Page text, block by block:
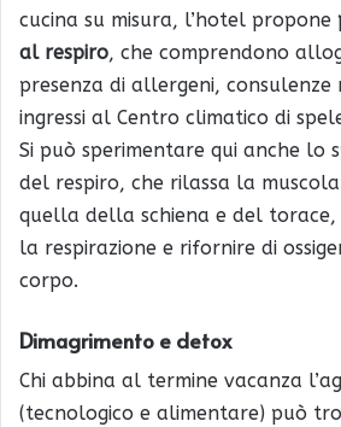
cucina su misura, l’hotel propone
al respiro, che comprendono
presenza di allergeni, consulenze
ingressi al Centro climatico di
Si può sperimentare qui anche lo
del respiro, che rilassa la
quella della schiena e del
la respirazione e rifornire di
corpo.
Dimagrimento e detox
Chi abbina al termine vacanza
(tecnologico e alimentare) può